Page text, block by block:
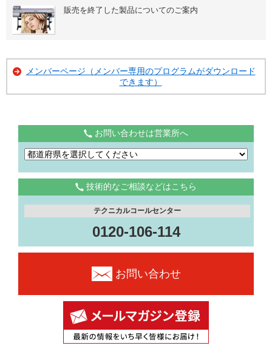
販売を終了した製品についてのご案内
メンバーページ（メンバー専用のプログラムがダウンロード
できます）
お問い合わせは営業所へ
技術的なご相談などはこちら
テクニカルコールセンター
0120-106-114
お問い合わせ